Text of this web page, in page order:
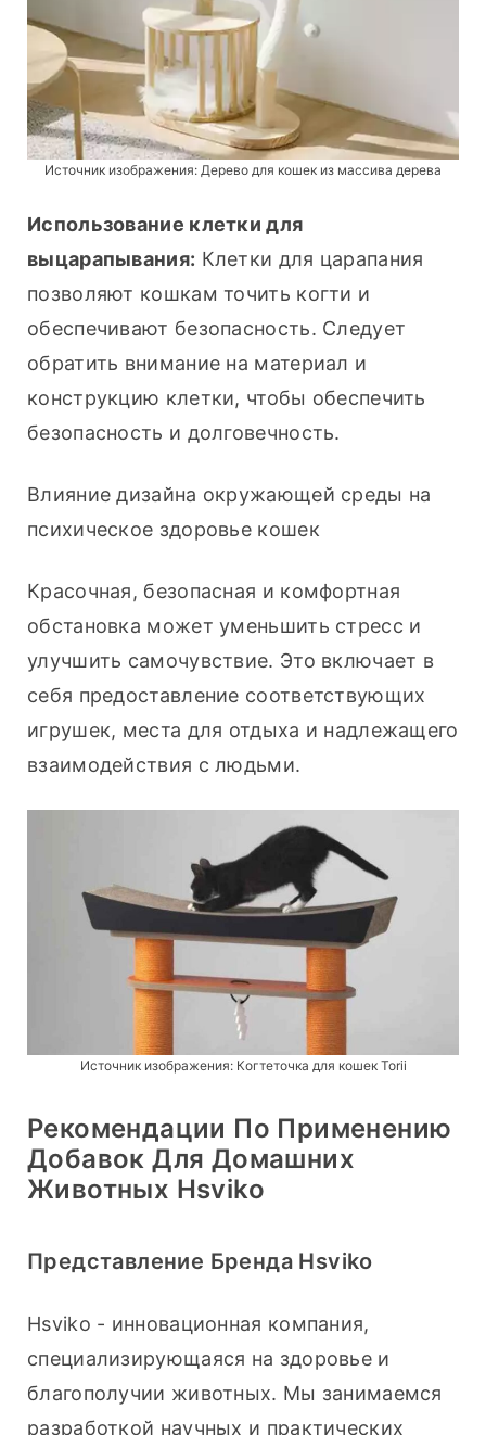
Источник изображения: Дерево для кошек из массива дерева
Использование клетки для
выцарапывания: Клетки для царапания
позволяют кошкам точить когти и
обеспечивают безопасность. Следует
обратить внимание на материал и
конструкцию клетки, чтобы обеспечить
безопасность и долговечность.
Влияние дизайна окружающей среды на
психическое здоровье кошек
Красочная, безопасная и комфортная
обстановка может уменьшить стресс и
улучшить самочувствие. Это включает в
себя предоставление соответствующих
игрушек, места для отдыха и надлежащего
взаимодействия с людьми.
Источник изображения: Когтеточка для кошек Torii
Рекомендации По Применению
Добавок Для Домашних
Животных Hsviko
Представление Бренда Hsviko
Hsviko - инновационная компания,
специализирующаяся на здоровье и
благополучии животных. Мы занимаемся
разработкой научных и практических